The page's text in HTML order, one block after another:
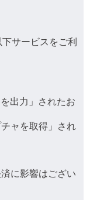
サービスをご利
出力」されたお
ャを取得」され
に影響はござい